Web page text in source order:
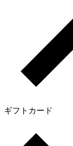
ギフトカード